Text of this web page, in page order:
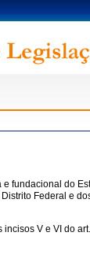
fundacional do
Federal e
V e VI do